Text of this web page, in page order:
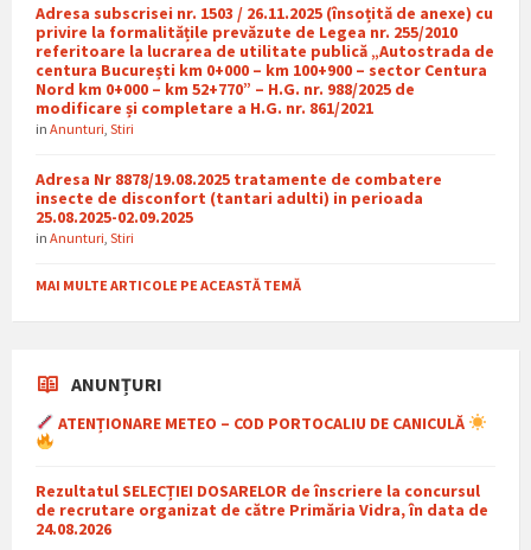
Adresa subscrisei nr. 1503 / 26.11.2025 (însoțită de anexe) cu
privire la formalitățile prevăzute de Legea nr. 255/2010
referitoare la lucrarea de utilitate publică „Autostrada de
centura București km 0+000 – km 100+900 – sector Centura
Nord km 0+000 – km 52+770” – H.G. nr. 988/2025 de
modificare și completare a H.G. nr. 861/2021
in Anunturi Stiri
Adresa Nr 8878/19.08.2025 tratamente de combatere
insecte de disconfort (tantari adulti) in perioada
25.08.2025-02.09.2025
in Anunturi Stiri
MAI MULTE ARTICOLE PE ACEASTĂ TEMĂ
ANUNȚURI
ATENȚIONARE METEO – COD PORTOCALIU DE CANICULĂ
Rezultatul SELECȚIEI DOSARELOR de înscriere la concursul
de recrutare organizat de către Primăria Vidra, în data de
24.08.2026